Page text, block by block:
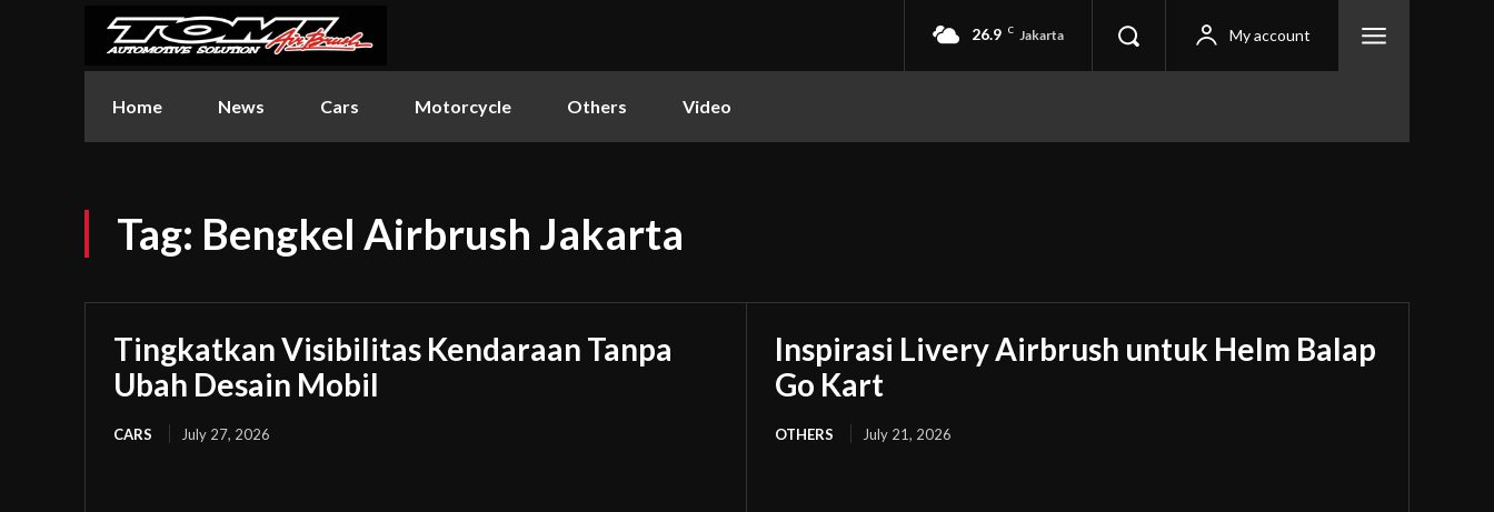
26.9 C Jakarta My account
Home News Cars Motorcycle Others Video
Tag: Bengkel Airbrush Jakarta
Tingkatkan Visibilitas Kendaraan Tanpa
Ubah Desain Mobil
CARS July 27, 2026
Inspirasi Livery Airbrush untuk Helm Balap
Go Kart
OTHERS July 21, 2026